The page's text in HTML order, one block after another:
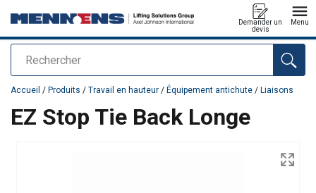
Rechercher
Demander un
devis
Menu
Ajouté au panier
Accueil / Produits / Travail en hauteur / Équipement antichute / Liaisons
EZ Stop Tie Back Longe